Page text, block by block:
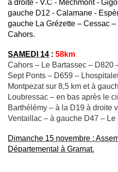
à droite - V.C - Mechmont -
gauche D12 - Calamane -
gauche La Grézette – Cessac
Cahors.
SAMEDI 14 : 58km
Cahors – Le Bartassec – D820
Sept Ponts – D659 –
Montpezat sur 8,5 km et à
Loubressac – en bas après le
Barthélémy – à la D19 à droite
Ventaillac – à gauche D47 – Le
Dimanche 15 novembre :
Départemental à Gramat.